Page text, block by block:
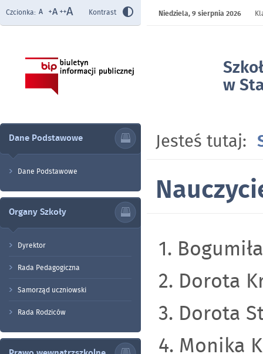
w
Czcionka: Kontrast Niedziela,9 sierpnia 2026
Dane Podstawowe
Dane Podstawowe
Organy Szkoły
Dyrektor
Rada Pedagogiczna
Samorząd uczniowski
Rada Rodziców
Jesteś tutaj:
1.
2. Dorota
3. Dorota
4. Monika